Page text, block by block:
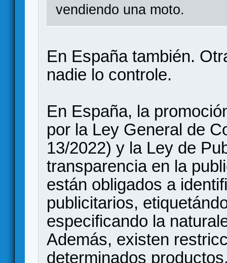
vendiendo una moto.
En España también.
nadie lo controle.
En España, la
por la Ley General de
13/2022) y la Ley de
transparencia en la
están obligados a
publicitarios,
especificando la
Además, existen
determinados